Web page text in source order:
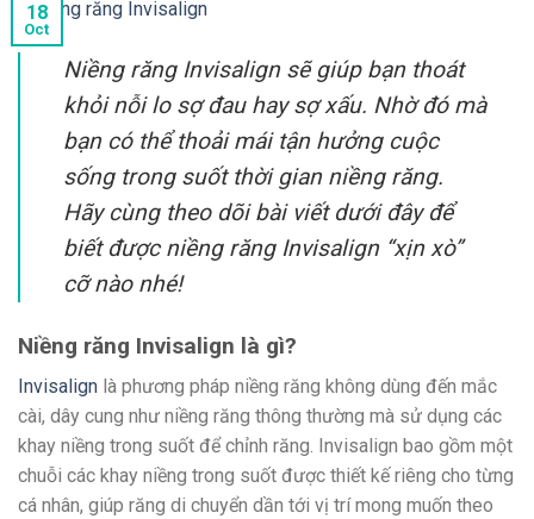
18
Oct
Niềng răng Invisalign sẽ giúp bạn thoát
khỏi nỗi lo sợ đau hay sợ xấu. Nhờ đó mà
bạn có thể thoải mái tận hưởng cuộc
sống trong suốt thời gian niềng răng.
Hãy cùng theo dõi bài viết dưới đây để
biết được niềng răng Invisalign “xịn xò”
cỡ nào nhé!
Niềng răng Invisalign là gì?
Invisalign là phương pháp niềng răng không dùng đến mắc
cài, dây cung như niềng răng thông thường mà sử dụng các
khay niềng trong suốt để chỉnh răng. Invisalign bao gồm một
chuỗi các khay niềng trong suốt được thiết kế riêng cho từng
cá nhân, giúp răng di chuyển dần tới vị trí mong muốn theo